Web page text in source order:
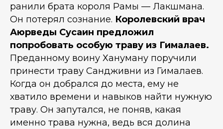
ранили брата короля Рамы — Лакшмана.
Он потерял сознание. Королевский врач
Аюрведы Сусаин предложил
попробовать особую траву из Гималаев.
Преданному воину Хануману поручили
принести траву Сандживни из Гималаев.
Когда он добрался до места, ему не
хватило времени и навыков найти нужную
траву. Он запутался, не поняв, какая
именно трава нужна, ведь вся долина